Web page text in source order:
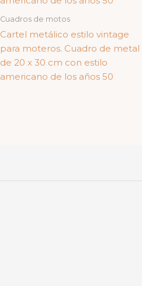
Cuadros de motos
Cartel metálico estilo vintage
para moteros. Cuadro de metal
de 20 x 30 cm con estilo
americano de los años 50